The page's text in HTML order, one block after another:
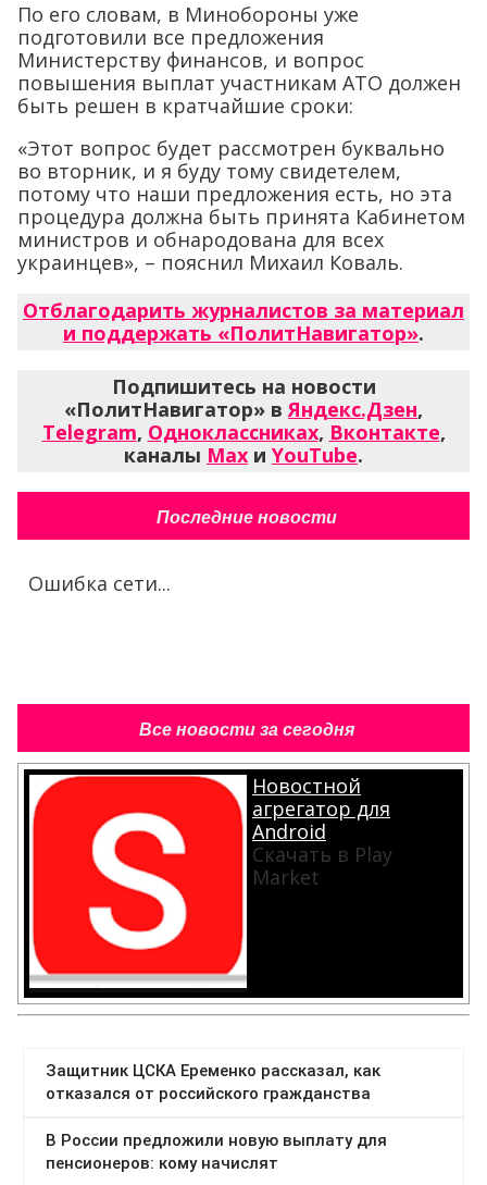
По его словам, в Минобороны уже
подготовили все предложения
Министерству финансов, и вопрос
повышения выплат участникам АТО должен
быть решен в кратчайшие сроки:
«Этот вопрос будет рассмотрен буквально
во вторник, и я буду тому свидетелем,
потому что наши предложения есть, но эта
процедура должна быть принята Кабинетом
министров и обнародована для всех
украинцев», – пояснил Михаил Коваль.
Отблагодарить журналистов за материал
и поддержать «ПолитНавигатор».
Подпишитесь на новости
«ПолитНавигатор» вЯндекс.Дзен,
Telegram, Одноклассниках, Вконтакте,
каналы Max и YouTube.
Последние новости
Ошибка сети...
Все новости за сегодня
Новостной
агрегатор для
Android
Скачать в Play
Market